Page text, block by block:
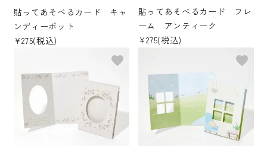
貼ってあそべるカード キャ
ンディーポット
¥275(税込)
貼ってあそべるカード フレ
ーム アンティーク
¥275(税込)
favorite favorite